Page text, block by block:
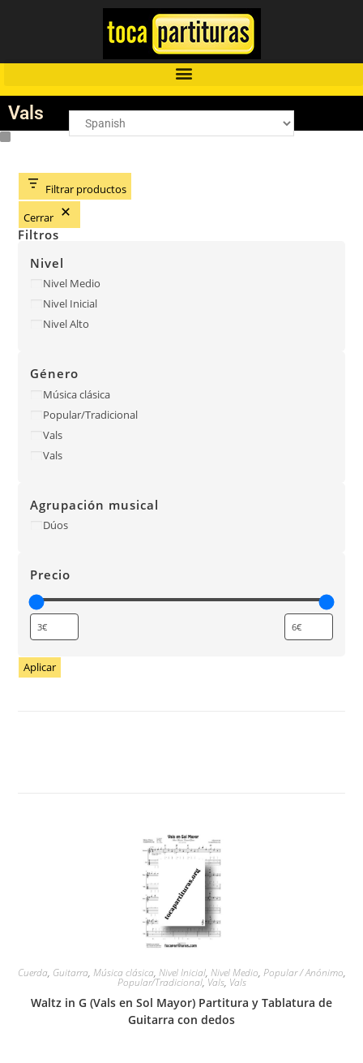
Vals
Filtrar productos
Cerrar
Filtros
Nivel
Nivel Medio
Nivel Inicial
Nivel Alto
Género
Música clásica
Popular/Tradicional
Vals
Vals
Agrupación musical
Dúos
Precio
Aplicar
Cuerda, Guitarra, Música clásica, Nivel Inicial, Nivel Medio, Popular / Anónimo,
Popular/Tradicional,Vals, Vals
Waltz in G (Vals en Sol Mayor) Partitura y Tablatura de
Guitarra con dedos